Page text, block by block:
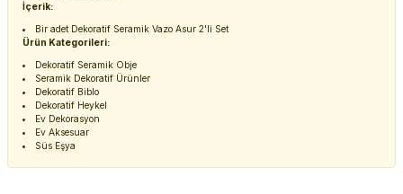
İçerik:
Bir adet Dekoratif Seramik Vazo Asur 2'li Set
Ürün Kategorileri:
Dekoratif Seramik Obje
Seramik Dekoratif Ürünler
Dekoratif Biblo
Dekoratif Heykel
Ev Dekorasyon
Ev Aksesuar
Süs Eşya